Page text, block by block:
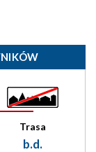
Trasa
b.d.